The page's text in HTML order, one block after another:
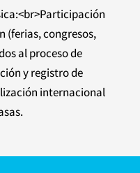
(ferias, congresos,
al proceso de
y registro de
internacional